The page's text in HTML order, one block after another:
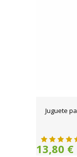
Juguete
13,80 €